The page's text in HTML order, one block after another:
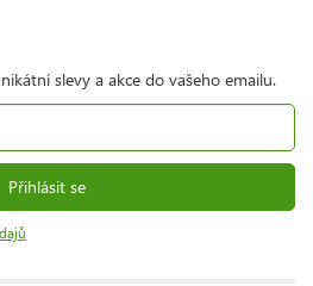
slevy a akce do vašeho emailu.
Přihlásit se